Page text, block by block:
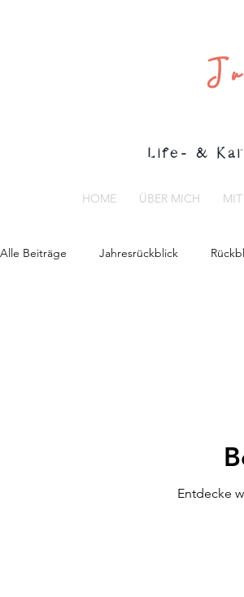
Life- &
Alle Beiträge Jahresrückblick
Entdecke
HOME ÜBER MICH